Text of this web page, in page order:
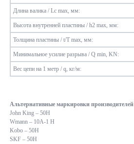
Длина валика / Lc max, мм:
Высота внутренней пластины / h2 max, мм:
Толщина пластины / t/T max, мм:
Минимальное усилие разрыва / Q min, KN:
Вес цепи на 1 метр / q, кг/м:
Альтернативные маркировки производителей
John King – 50Н
Wmann – 10А-1 Н
Kobo – 50Н
SKF – 50Н